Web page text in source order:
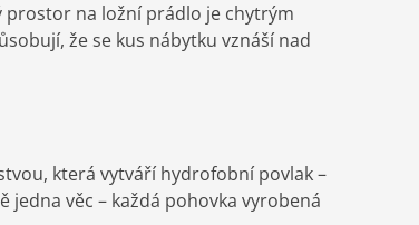
prostor na ložní prádlo je chytrým
že se kus nábytku vznáší nad
která vytváří hydrofobní povlak –
věc – každá pohovka vyrobená